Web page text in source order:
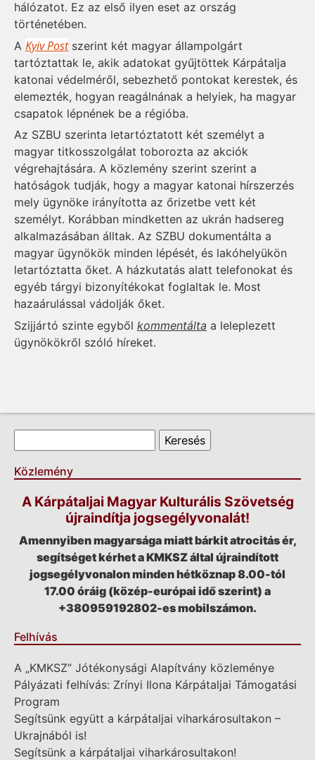
hálózatot. Ez az első ilyen eset az ország
történetében.
A Kyiv Postszerint két magyar állampolgárt
tartóztattak le, akik adatokat gyűjtöttek Kárpátalja
katonai védelméről, sebezhető pontokat kerestek, és
elemezték, hogyan reagálnának a helyiek, ha magyar
csapatok lépnének be a régióba.
Az SZBU szerinta letartóztatott két személyt a
magyar titkosszolgálat toborozta az akciók
végrehajtására. A közlemény szerint szerint a
hatóságok tudják, hogy a magyar katonai hírszerzés
mely ügynöke irányította az őrizetbe vett két
személyt. Korábban mindketten az ukrán hadsereg
alkalmazásában álltak. Az SZBU dokumentálta a
magyar ügynökök minden lépését, és lakóhelyükön
letartóztatta őket. A házkutatás alatt telefonokat és
egyéb tárgyi bizonyítékokat foglaltak le. Most
hazaárulással vádolják őket.
Szijjártó szinte egyből kommentálta a leleplezett
ügynökökről szóló híreket.
Keresés űrlap
Keresés
Közlemény
A Kárpátaljai Magyar Kulturális Szövetség
újraindítja jogsegélyvonalát!
Amennyiben magyarsága miatt bárkit atrocitás ér,
segítséget kérhet a KMKSZ által újraindított
jogsegélyvonalon minden hétköznap 8.00-tól
17.00 óráig (közép-európai idő szerint) a
+380959192802-es mobilszámon.
Felhívás
A „KMKSZ” Jótékonysági Alapítvány közleménye
Pályázati felhívás: Zrínyi Ilona Kárpátaljai Támogatási
Program
Segítsünk együtt a kárpátaljai viharkárosultakon –
Ukrajnából is!
Segítsünk a kárpátaljai viharkárosultakon!